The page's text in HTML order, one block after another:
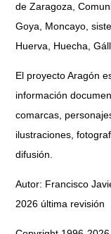
de Zaragoza,
Goya, Moncayo,
Huerva, Huecha,
El proyecto Aragón
información
comarcas,
ilustraciones,
difusión.
Autor: Francisco
2026 última revisión